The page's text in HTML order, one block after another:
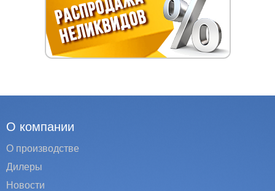
О компании
О производстве
Дилеры
Новости